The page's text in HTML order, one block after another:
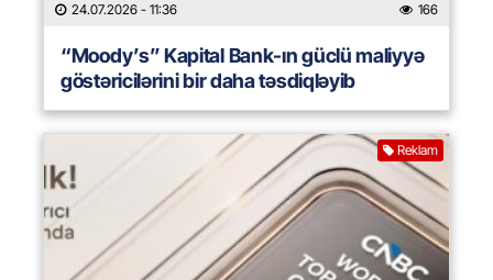
24.07.2026 - 11:36 166
“Moody’s” Kapital Bank-ın güclü maliyyə
göstəricilərini bir daha təsdiqləyib
Reklam